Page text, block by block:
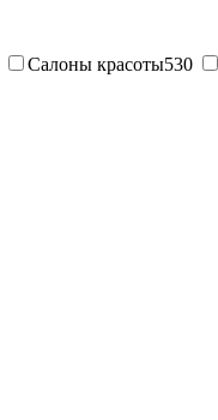
Салоны красоты530